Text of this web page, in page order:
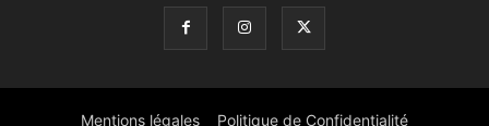
Mentions légales Politique de Confidentialité